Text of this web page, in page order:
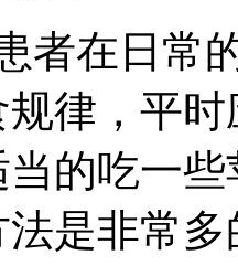
者在日常
律，平
的吃一
法是非常